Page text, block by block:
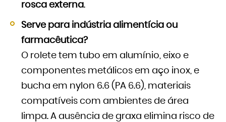
rosca externa.
Serve para indústria alimentícia ou
farmacêutica?
O rolete tem tubo em alumínio, eixo e
componentes metálicos em aço inox, e
bucha em nylon 6.6 (PA 6.6), materiais
compatíveis com ambientes de área
limpa. A ausência de graxa elimina risco de